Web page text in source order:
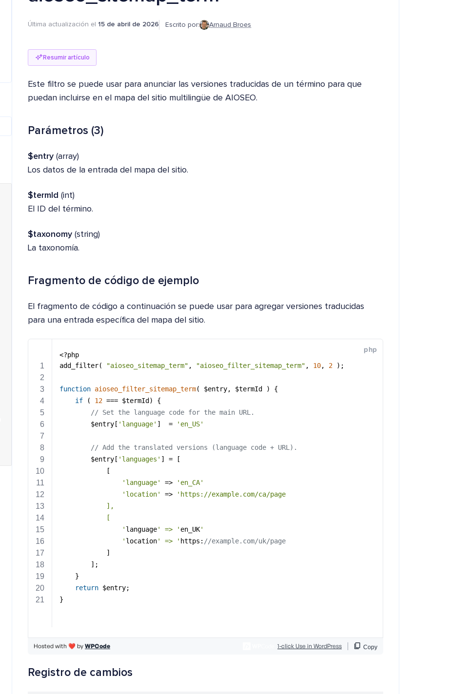
Última actualización el 15 de abril de 2026 Escrito por: Arnaud Broes
Resumir artículo
Este filtro se puede usar para anunciar las versiones traducidas de un término para que
puedan incluirse en el mapa del sitio multilingüe de AIOSEO.
Parámetros (3)
$entry (array)
Los datos de la entrada del mapa del sitio.
$termId (int)
El ID del término.
$taxonomy (string)
La taxonomía.
Fragmento de código de ejemplo
El fragmento de código a continuación se puede usar para agregar versiones traducidas
para una entrada específica del mapa del sitio.
Registro de cambios